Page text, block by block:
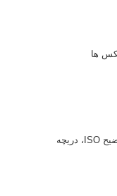
درک نوردهی – همراه با توضیح ISO، دریچه